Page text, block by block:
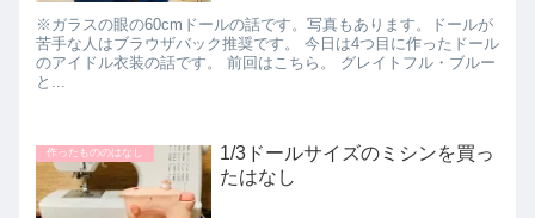
※ガラスの眼の60cmドールの話です。写真もあります。ドールが
苦手な人はブラウザバック推奨です。 今日は4つ目に作ったドール
のアイドル衣装の話です。 前回はこちら。 グレイトフル・ブルー
と...
作ったもののはなし
1/3ドールサイズのミシンを買っ
たはなし